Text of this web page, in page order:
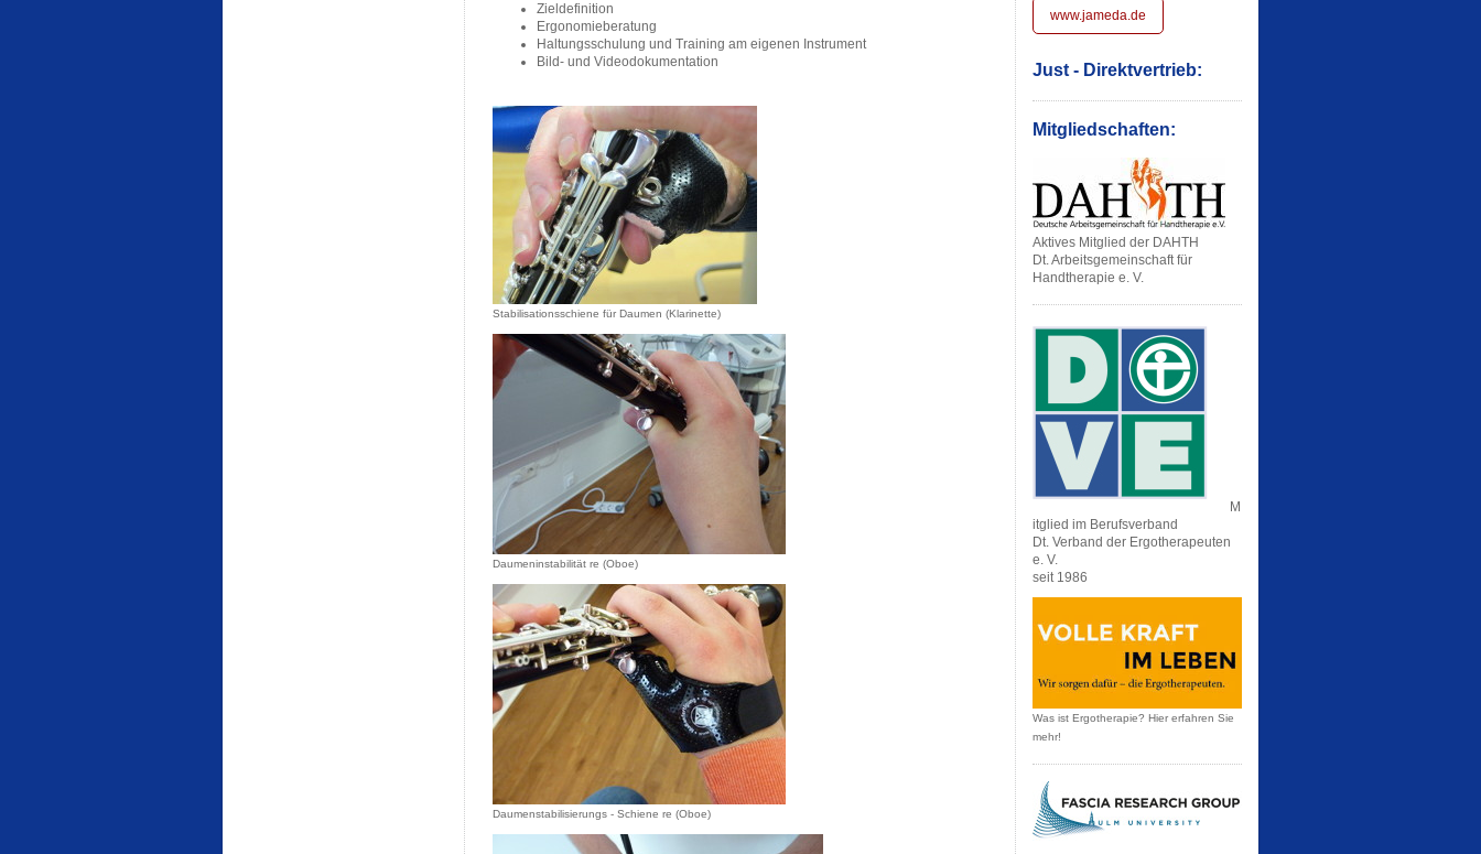
Zieldefinition
Ergonomieberatung
Haltungsschulung und Training am eigenen Instrument
Bild- und Videodokumentation
Stabilisationsschiene für Daumen (Klarinette)
Daumeninstabilität re (Oboe)
Daumenstabilisierungs - Schiene re (Oboe)
www.jameda.de
Just - Direktvertrieb:
Mitgliedschaften:
Aktives Mitglied der DAHTH
Dt. Arbeitsgemeinschaft für
Handtherapie e. V.
M
itglied im Berufsverband
Dt. Verband der Ergotherapeuten
e. V.
seit 1986
Was ist Ergotherapie? Hier erfahren Sie
mehr!